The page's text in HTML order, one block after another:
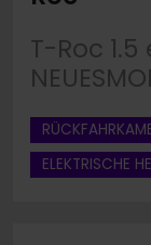
T-Roc 1.5
ELEKTRISCHE